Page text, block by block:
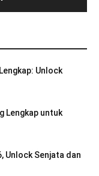
Unlock
Lengkap untuk
Unlock Senjata dan